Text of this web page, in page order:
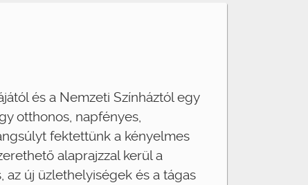
és a Nemzeti Színháztól egy
otthonos, napfényes,
fektettünk a kényelmes
alaprajzzal kerül a
az új üzlethelyiségek és a tágas